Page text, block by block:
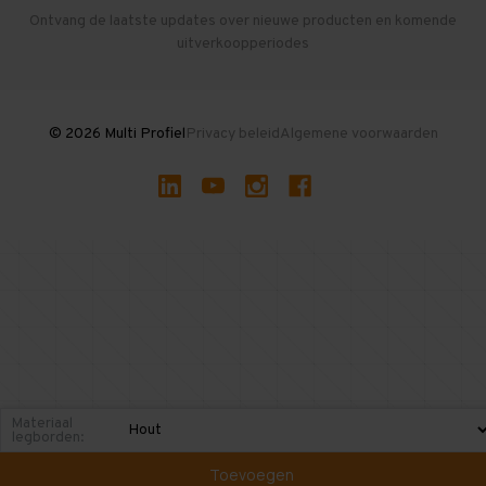
Gebruikte entresolvloeren
Ontvang de laatste updates over nieuwe producten en komende
uitverkoopperiodes
© 2026 Multi ProfielPrivacy beleidAlgemene voorwaarden
Materiaal
legborden:
Toevoegen